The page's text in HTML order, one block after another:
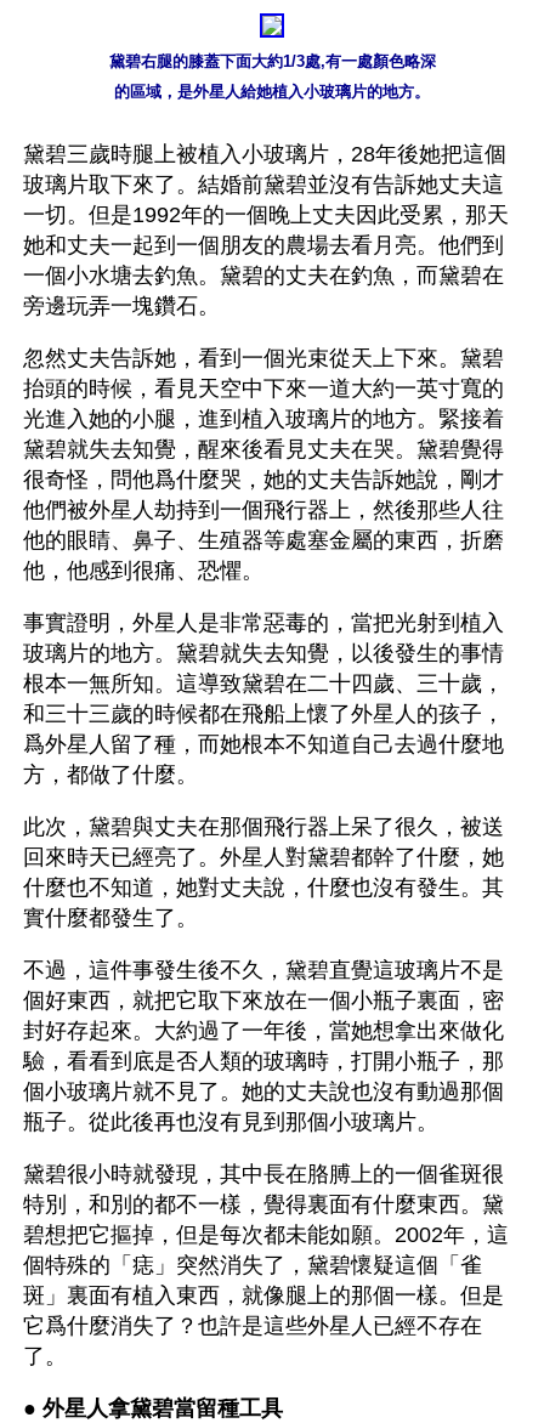
黛碧右腿的膝蓋下面大約1/3處,有一處顏色略深
的區域，是外星人給她植入小玻璃片的地方。
黛碧三歲時腿上被植入小玻璃片，28年後她把這個
玻璃片取下來了。結婚前黛碧並沒有告訴她丈夫這
一切。但是1992年的一個晚上丈夫因此受累，那天
她和丈夫一起到一個朋友的農場去看月亮。他們到
一個小水塘去釣魚。黛碧的丈夫在釣魚，而黛碧在
旁邊玩弄一塊鑽石。
忽然丈夫告訴她，看到一個光束從天上下來。黛碧
抬頭的時候，看見天空中下來一道大約一英寸寬的
光進入她的小腿，進到植入玻璃片的地方。緊接着
黛碧就失去知覺，醒來後看見丈夫在哭。黛碧覺得
很奇怪，問他爲什麼哭，她的丈夫告訴她說，剛才
他們被外星人劫持到一個飛行器上，然後那些人往
他的眼睛、鼻子、生殖器等處塞金屬的東西，折磨
他，他感到很痛、恐懼。
事實證明，外星人是非常惡毒的，當把光射到植入
玻璃片的地方。黛碧就失去知覺，以後發生的事情
根本一無所知。這導致黛碧在二十四歲、三十歲，
和三十三歲的時候都在飛船上懷了外星人的孩子，
爲外星人留了種，而她根本不知道自己去過什麼地
方，都做了什麼。
此次，黛碧與丈夫在那個飛行器上呆了很久，被送
回來時天已經亮了。外星人對黛碧都幹了什麼，她
什麼也不知道，她對丈夫說，什麼也沒有發生。其
實什麼都發生了。
不過，這件事發生後不久，黛碧直覺這玻璃片不是
個好東西，就把它取下來放在一個小瓶子裏面，密
封好存起來。大約過了一年後，當她想拿出來做化
驗，看看到底是否人類的玻璃時，打開小瓶子，那
個小玻璃片就不見了。她的丈夫說也沒有動過那個
瓶子。從此後再也沒有見到那個小玻璃片。
黛碧很小時就發現，其中長在胳膊上的一個雀斑很
特別，和別的都不一樣，覺得裏面有什麼東西。黛
碧想把它摳掉，但是每次都未能如願。2002年，這
個特殊的「痣」突然消失了，黛碧懷疑這個「雀
斑」裏面有植入東西，就像腿上的那個一樣。但是
它爲什麼消失了？也許是這些外星人已經不存在
了。
● 外星人拿黛碧當留種工具